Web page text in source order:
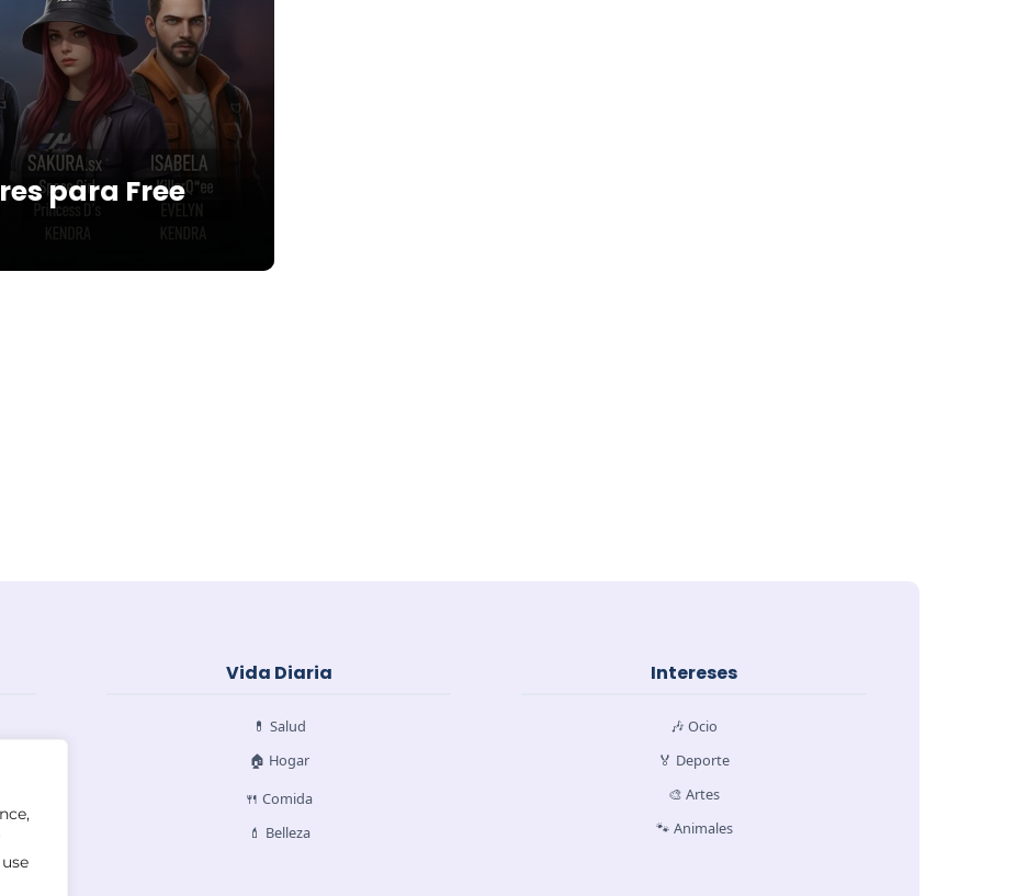
para Free
Vida Diaria
💊 Salud
🏠 Hogar
🍴 Comida
💄 Belleza
Intereses
🎶 Ocio
🏅 Deporte
🎨 Artes
🐾 Animales